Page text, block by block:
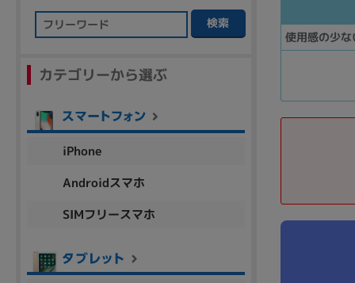
使用感の少な
検索
カテゴリーから選ぶ
iPhone
Androidスマホ
SIMフリースマホ
除外ワード
人気の検索ワード：Let's note EliteBook
商品シリーズ名・ブランド名の絞り込み。
aspire Inspiron